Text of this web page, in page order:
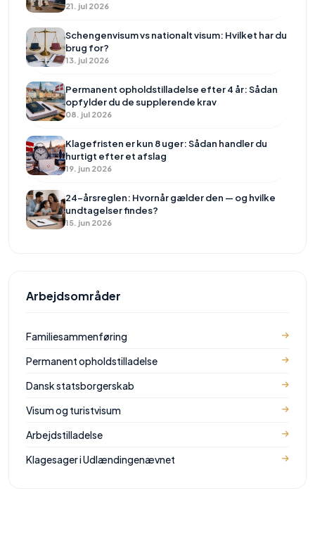
21. jul 2026
Schengenvisum vs nationalt visum: Hvilket har du
brug for?
13. jul 2026
Permanent opholdstilladelse efter 4 år: Sådan
opfylder du de supplerende krav
08. jul 2026
Klagefristen er kun 8 uger: Sådan handler du
hurtigt efter et afslag
19. jun 2026
24-årsreglen: Hvornår gælder den — og hvilke
undtagelser findes?
15. jun 2026
Arbejdsområder
Familiesammenføring
Permanent opholdstilladelse
Dansk statsborgerskab
Visum og turistvisum
Arbejdstilladelse
Klagesager i Udlændingenævnet